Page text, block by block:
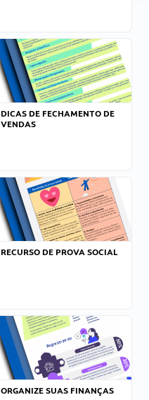
DICAS DE FECHAMENTO DE
VENDAS
RECURSO DE PROVA SOCIAL
ORGANIZE SUAS FINANÇAS